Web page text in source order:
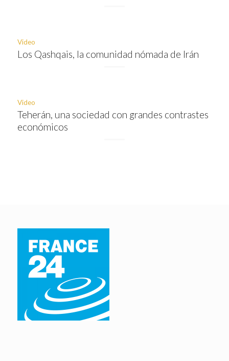
Video
Los Qashqais, la comunidad nómada de Irán
Video
Teherán, una sociedad con grandes contrastes
económicos